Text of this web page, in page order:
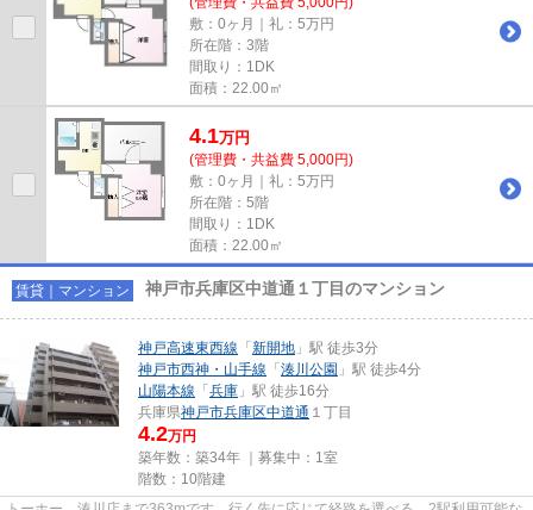
敷：0ヶ月｜礼：5万円
所在階：3階
間取り：1DK
面積：22.00㎡
4.1万円
(管理費・共益費 5,000円)
敷：0ヶ月｜礼：5万円
所在階：5階
間取り：1DK
面積：22.00㎡
賃貸｜マンション 神戸市兵庫区中道通１丁目のマンション
神戸高速東西線 「 新開地 」駅 徒歩3分
神戸市西神・山手線 「 湊川公園 」駅 徒歩4分
山陽本線 「 兵庫 」駅 徒歩16分
兵庫県神戸市兵庫区中道通 １丁目
4.2万円
築年数：築34年 ｜募集中： 1室
階数：10階建